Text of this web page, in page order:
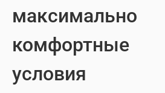
максимально
комфортные
условия